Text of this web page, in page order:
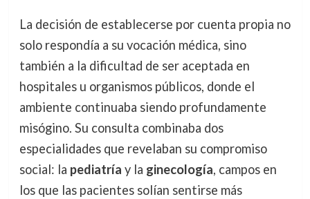
La decisión de establecerse por cuenta propia no
solo respondía a su vocación médica, sino
también a la dificultad de ser aceptada en
hospitales u organismos públicos, donde el
ambiente continuaba siendo profundamente
misógino. Su consulta combinaba dos
especialidades que revelaban su compromiso
social: la pediatría y la ginecología, campos en
los que las pacientes solían sentirse más